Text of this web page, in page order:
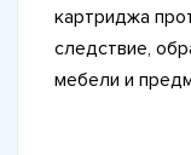
картриджа
следствие,
мебели и